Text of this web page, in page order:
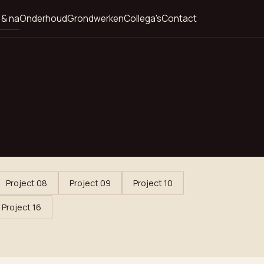
naOnderhoudGrondwerkenCollega'sContact
Project 08 Project 09 Project 10
Project 16